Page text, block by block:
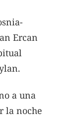
Ercan
a una
la noche